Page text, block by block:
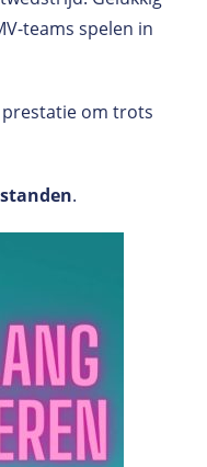
teams spelen in
prestatie om trots
.